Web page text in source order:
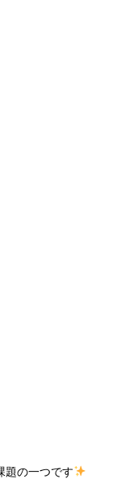
題の一つです